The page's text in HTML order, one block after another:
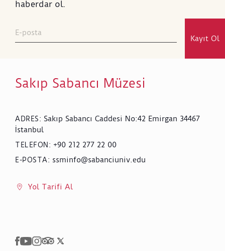
haberdar ol.
Kayıt Ol
Sakıp Sabancı Müzesi
ADRES: Sakıp Sabancı Caddesi No:42 Emirgan 34467
İstanbul
TELEFON: +90 212 277 22 00
E-POSTA: ssminfo@sabanciuniv.edu
Yol Tarifi Al